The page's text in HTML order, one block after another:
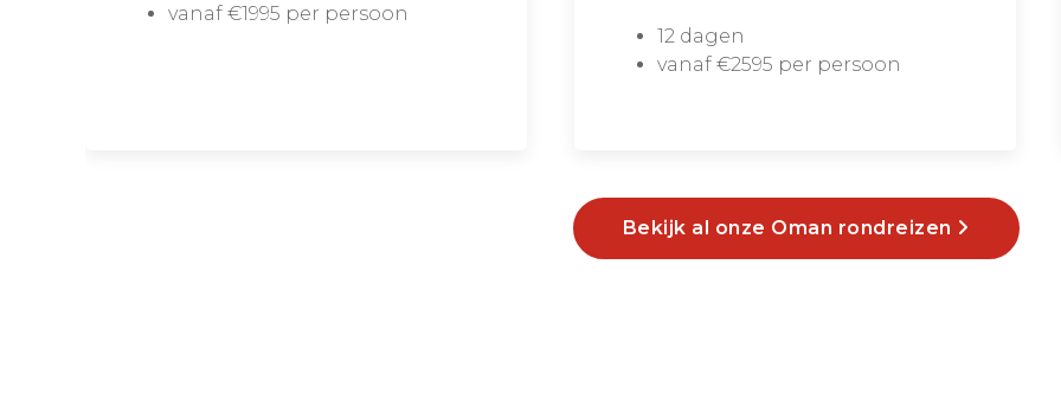
vanaf €1995 per persoon
12 dagen
vanaf €2595 per persoon
Bekijk al onze Oman rondreizen